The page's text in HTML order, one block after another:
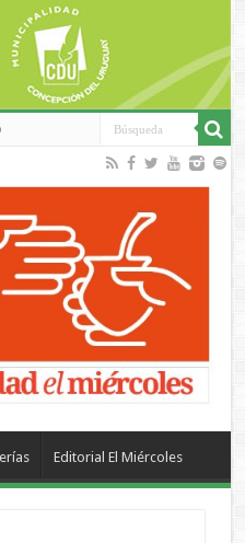
Editorial El Miércoles